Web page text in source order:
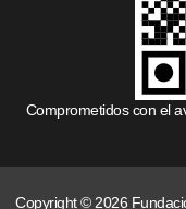
Comprometidos con el
Copyright © 2026